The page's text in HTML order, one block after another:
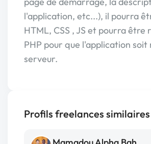
l'application, etc...), il pourra
HTML, CSS , JS et pourra être
PHP pour que l'application
serveur.
Profils freelances similaires